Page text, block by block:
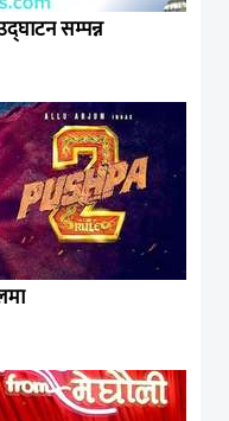
सम्पन्न